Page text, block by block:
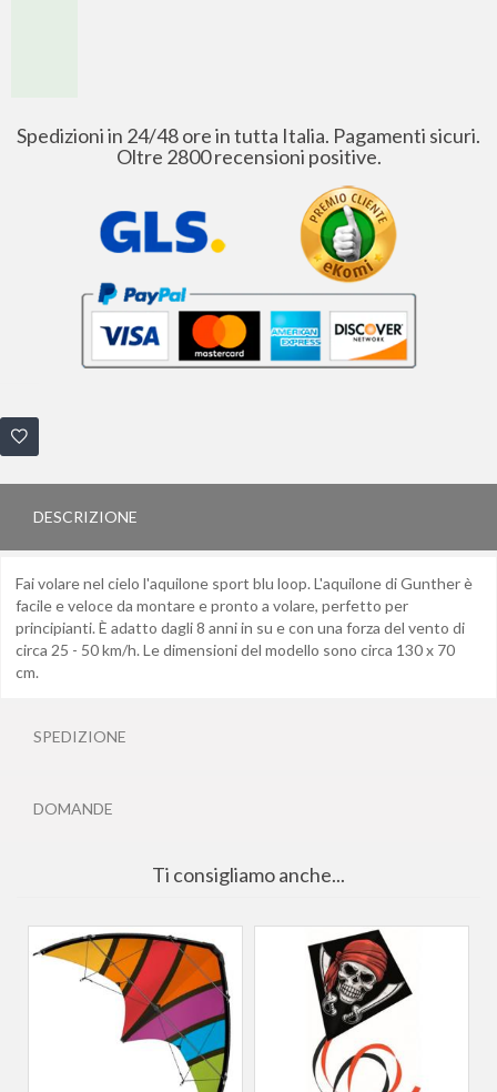
Spedizioni in 24/48 ore in tutta Italia. Pagamenti sicuri.
Oltre 2800 recensioni positive.
DESCRIZIONE
Fai volare nel cielo l'aquilone sport blu loop. L'aquilone di Gunther è
facile e veloce da montare e pronto a volare, perfetto per
principianti. È adatto dagli 8 anni in su e con una forza del vento di
circa 25 - 50 km/h. Le dimensioni del modello sono circa 130 x 70
cm.
SPEDIZIONE
DOMANDE
Ti consigliamo anche...